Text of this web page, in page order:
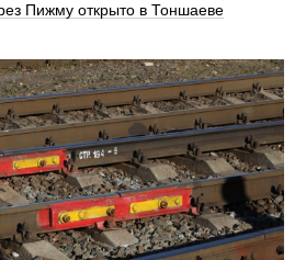
Пижму открыто в Тоншаеве